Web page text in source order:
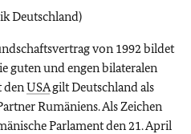
Deutschland)
von 1992 bildet
guten und engen bilateralen
denUSAgilt Deutschland als
Rumäniens. Als Zeichen
Parlament den 21. April